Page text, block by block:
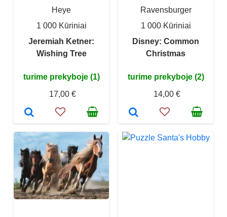
Heye
1 000 Kūriniai
Jeremiah Ketner:
Wishing Tree
turime prekyboje (1)
17,00 €
Ravensburger
1 000 Kūriniai
Disney: Common
Christmas
turime prekyboje (2)
14,00 €